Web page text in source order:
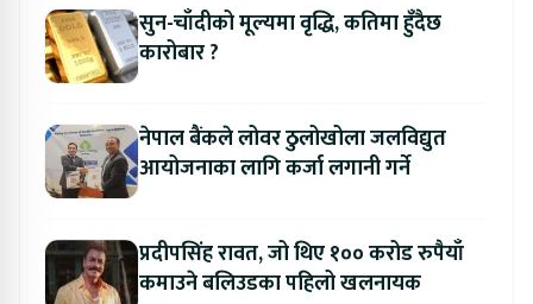
सुन-चाँदीको मूल्यमा वृद्धि, कतिमा हुँदैछ
कारोबार ?
नेपाल बैंकले लोवर ठुलोखोला जलविद्युत
आयोजनाका लागि कर्जा लगानी गर्ने
प्रदीपसिंह रावत, जो थिए १०० करोड रुपैयाँ
कमाउने बलिउडका पहिलो खलनायक